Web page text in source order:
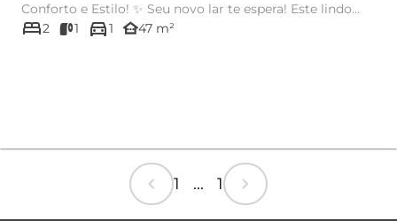
Conforto e Estilo! ✨ Seu novo lar te espera! Este lindo
apartament...
bed2 1 directions_car1 other_houses47 m²
chevron_left 1 ... 1 chevron_right